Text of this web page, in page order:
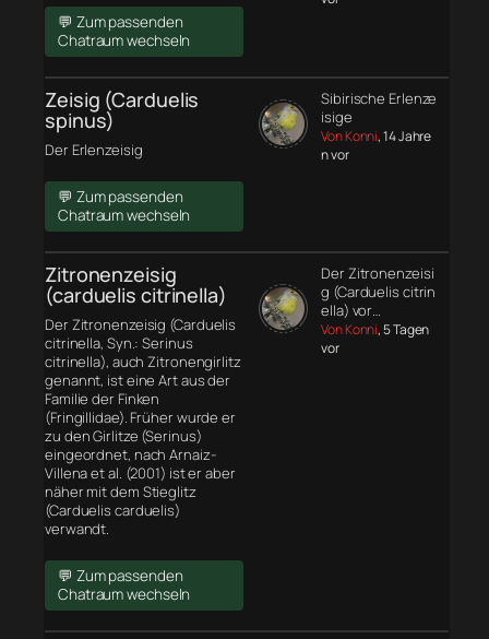
💬 Zum passenden
Chatraum wechseln
Zeisig (Carduelis
spinus)
Der Erlenzeisig
💬 Zum passenden
Chatraum wechseln
Sibirische Erlenze
isige
Von Konni, 14 Jahre
n vor
Zitronenzeisig
(carduelis citrinella)
Der Zitronenzeisig (Carduelis
citrinella, Syn.: Serinus
citrinella), auch Zitronengirlitz
genannt, ist eine Art aus der
Familie der Finken
(Fringillidae). Früher wurde er
zu den Girlitze (Serinus)
eingeordnet, nach Arnaiz-
Villena et al. (2001) ist er aber
näher mit dem Stieglitz
(Carduelis carduelis)
verwandt.
💬 Zum passenden
Chatraum wechseln
Der Zitronenzeisi
g (Carduelis citrin
ella) vor…
Von Konni, 5 Tagen
vor